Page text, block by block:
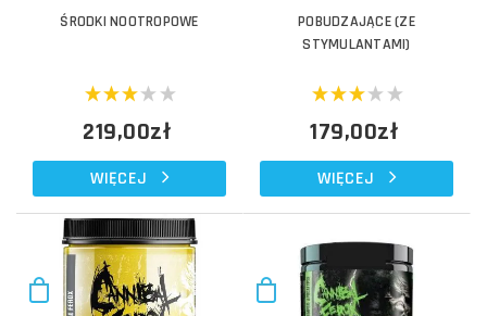
ŚRODKI NOOTROPOWE
219,00zł
WIĘCEJ
POBUDZAJĄCE (ZE
STYMULANTAMI)
179,00zł
WIĘCEJ